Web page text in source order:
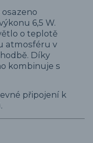
6,5 W.
o teplotě
atmosféru v
Díky
kombinuje s
připojení k